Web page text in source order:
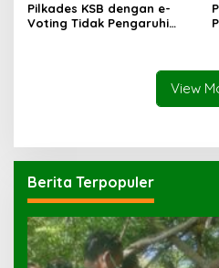
Pilkades KSB dengan e-
Voting Tidak Pengaruhi
View
Berita Terpopuler